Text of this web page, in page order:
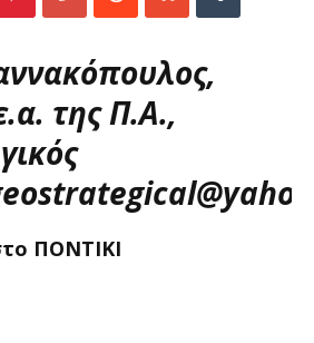
της Π.Α.,
ΠΟΝΤΙΚΙ